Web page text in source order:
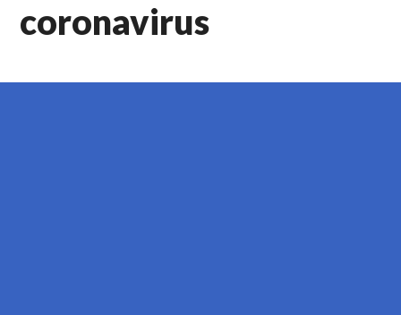
coronavirus